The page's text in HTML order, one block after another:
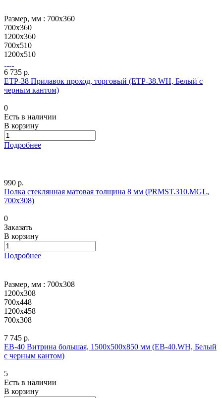
Размер, мм : 700х360
700х360
1200х360
700х510
1200х510
6 735 р.
ETP-38 Прилавок проход, торговый (ETP-38.WH, Белый с
черным кантом)
0
Есть в наличии
В корзину
Подробнее
990 р.
Полка стеклянная матовая толщина 8 мм (PRMST.310.MGL,
700х308)
0
Заказать
В корзину
Подробнее
Размер, мм : 700х308
1200х308
700х448
1200х458
700х308
7 745 р.
EB-40 Витрина большая, 1500х500х850 мм (EB-40.WH, Белый
с черным кантом)
5
Есть в наличии
В корзину